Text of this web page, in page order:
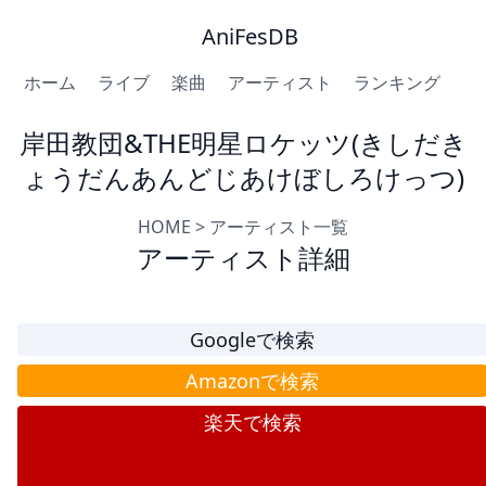
AniFesDB
ホーム ライブ 楽曲 アーティスト ランキング
岸田教団&THE明星ロケッツ(きしだき
ょうだんあんどじあけぼしろけっつ)
HOME > アーティスト一覧
アーティスト詳細
Googleで検索
Amazonで検索
楽天で検索